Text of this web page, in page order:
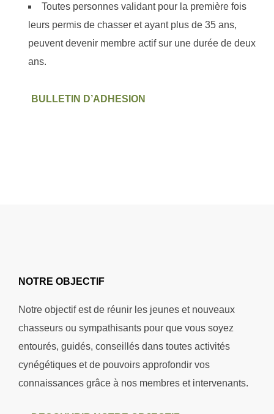
Toutes personnes validant pour la première fois
leurs permis de chasser et ayant plus de 35 ans,
peuvent devenir membre actif sur une durée de deux
ans.
BULLETIN D’ADHESION
NOTRE OBJECTIF
Notre objectif est de réunir les jeunes et nouveaux
chasseurs ou sympathisants pour que vous soyez
entourés, guidés, conseillés dans toutes activités
cynégétiques et de pouvoirs approfondir vos
connaissances grâce à nos membres et intervenants.